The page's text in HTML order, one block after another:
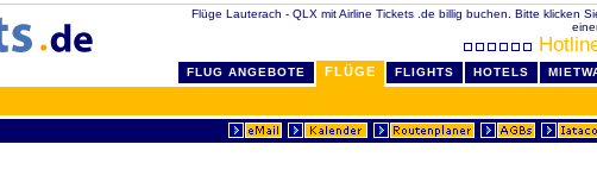
Flüge Lauterach - QLX mit Airline Tickets .de billig buchen. Bitte klicken
FLUG ANGEBOTE FLÜGE FLIGHTS HOTELS